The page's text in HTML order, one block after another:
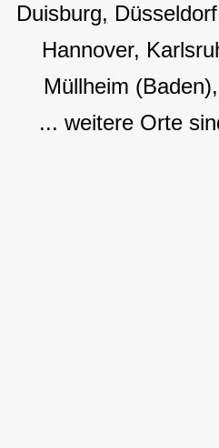
Duisburg,
Hannover,
Müllheim
... weitere Orte